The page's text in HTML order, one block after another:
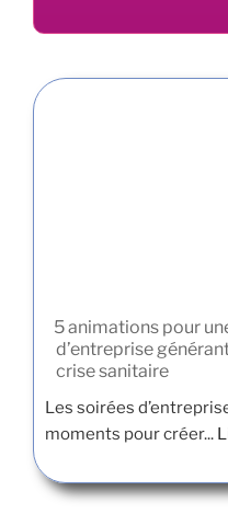
5 animations pour
d’entreprise
crise sanitaire
Les soirées
moments pour créer...